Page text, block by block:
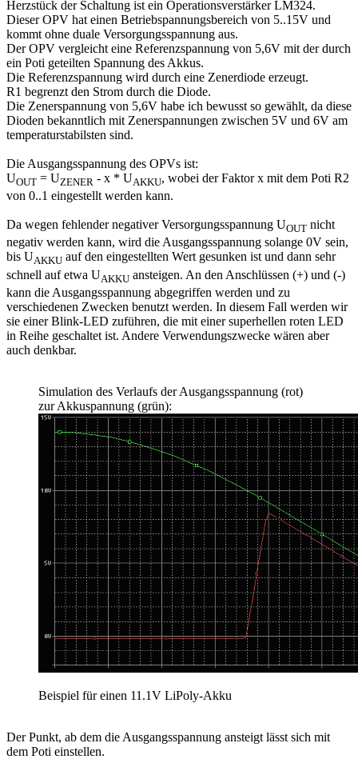
Herzstück der Schaltung ist ein Operationsverstärker LM324.
Dieser OPV hat einen Betriebspannungsbereich von 5..15V und
kommt ohne duale Versorgungsspannung aus.
Der OPV vergleicht eine Referenzspannung von 5,6V mit der durch
ein Poti geteilten Spannung des Akkus.
Die Referenzspannung wird durch eine Zenerdiode erzeugt.
R1 begrenzt den Strom durch die Diode.
Die Zenerspannung von 5,6V habe ich bewusst so gewählt, da diese
Dioden bekanntlich mit Zenerspannungen zwischen 5V und 6V am
temperaturstabilsten sind.
Die Ausgangsspannung des OPVs ist:
UOUT = UZENER - x * UAKKU, wobei der Faktor x mit dem Poti R2
von 0..1 eingestellt werden kann.
Da wegen fehlender negativer Versorgungsspannung UOUT nicht
negativ werden kann, wird die Ausgangsspannung solange 0V sein,
bis UAKKU auf den eingestellten Wert gesunken ist und dann sehr
schnell auf etwa UAKKU ansteigen. An den Anschlüssen (+) und (-)
kann die Ausgangsspannung abgegriffen werden und zu
verschiedenen Zwecken benutzt werden. In diesem Fall werden wir
sie einer Blink-LED zuführen, die mit einer superhellen roten LED
in Reihe geschaltet ist. Andere Verwendungszwecke wären aber
auch denkbar.
Simulation des Verlaufs der Ausgangsspannung (rot)
zur Akkuspannung (grün):
Beispiel für einen 11.1V LiPoly-Akku
Der Punkt, ab dem die Ausgangsspannung ansteigt lässt sich mit
dem Poti einstellen.